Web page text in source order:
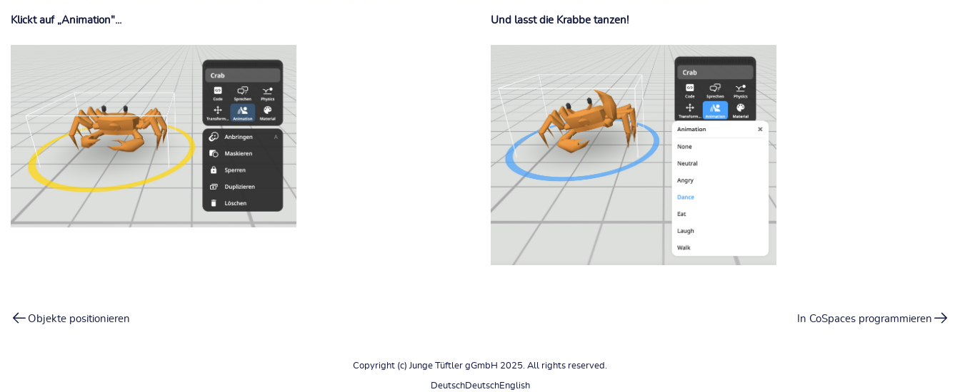
Klickt auf „Animation"... Und lasst die Krabbe tanzen!
Objekte positionieren In CoSpaces programmieren
Copyright (c) Junge Tüftler gGmbH 2025. All rights reserved.
DeutschDeutschEnglish